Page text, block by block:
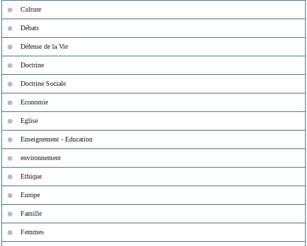
Culture
Débats
Défense de la Vie
Doctrine
Doctrine Sociale
Economie
Eglise
Enseignement - Education
environnement
Ethique
Europe
Famille
Femmes